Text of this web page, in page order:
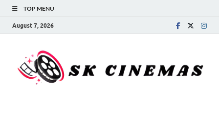
TOP MENU
August 7, 2026